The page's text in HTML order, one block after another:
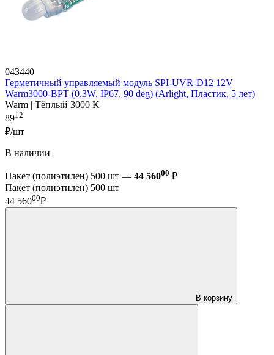
043440
Герметичный управляемый модуль SPI-UVR-D12 12V
Warm3000-BPT (0.3W, IP67, 90 deg) (Arlight, Пластик, 5 лет)
Warm | Тёплый 3000 K
8912
₽/шт
В наличии
Пакет (полиэтилен) 500 шт — 44 56000 ₽
Пакет (полиэтилен) 500 шт
44 56000₽
В корзину